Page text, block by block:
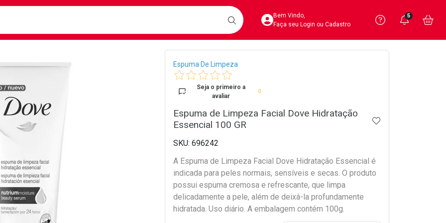
BUSCARAcesse sua Conta
Bem Vindo,
Faça seu Login ou Cadastro
Precisa
Ver Recursos
Você
5
Breadcrumb
Espuma De Limpeza
Seja o primeiro a
avaliar
0
Espuma de Limpeza Facial Dove Hidratação
Essencial 100 GR
ADICIONAR AOS
696242
A Espuma de Limpeza Facial Dove Hidratação Essencial é
indicada para peles normais, sensíveis e secas. O produto
possui espuma cremosa e refrescante, que limpa
delicadamente a pele, além de deixá-la profundamente
hidratada. Uso diário. A embalagem contém 100g.